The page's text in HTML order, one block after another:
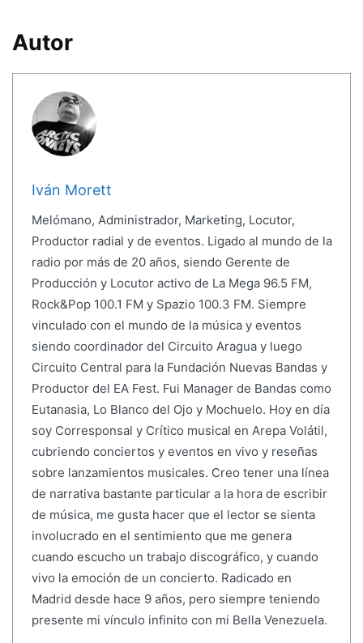
Autor
Iván Morett
Melómano, Administrador, Marketing, Locutor,
Productor radial y de eventos. Ligado al mundo de la
radio por más de 20 años, siendo Gerente de
Producción y Locutor activo de La Mega 96.5 FM,
Rock&Pop 100.1 FM y Spazio 100.3 FM. Siempre
vinculado con el mundo de la música y eventos
siendo coordinador del Circuito Aragua y luego
Circuito Central para la Fundación Nuevas Bandas y
Productor del EA Fest. Fui Manager de Bandas como
Eutanasia, Lo Blanco del Ojo y Mochuelo. Hoy en día
soy Corresponsal y Crítico musical en Arepa Volátil,
cubriendo conciertos y eventos en vivo y reseñas
sobre lanzamientos musicales. Creo tener una línea
de narrativa bastante particular a la hora de escribir
de música, me gusta hacer que el lector se sienta
involucrado en el sentimiento que me genera
cuando escucho un trabajo discográfico, y cuando
vivo la emoción de un concierto. Radicado en
Madrid desde hace 9 años, pero siempre teniendo
presente mi vínculo infinito con mi Bella Venezuela.